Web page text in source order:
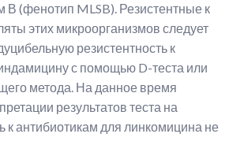
В (фенотип MLSB). Резистентные к
этих микроорганизмов следует
резистентность к
с помощью D-теста или
метода. На данное время
результатов теста на
к антибиотикам для линкомицина не